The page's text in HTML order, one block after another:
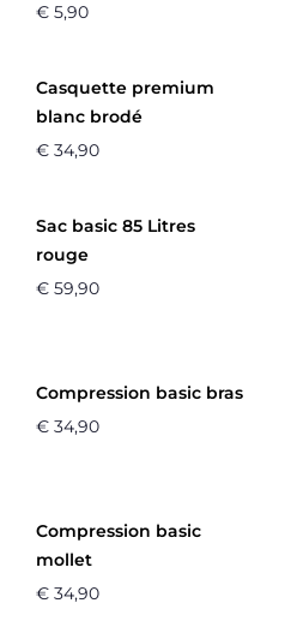
€ 5,90
Casquette premium
blanc brodé
€ 34,90
Sac basic 85 Litres
rouge
€ 59,90
Compression basic bras
€ 34,90
Compression basic
mollet
€ 34,90